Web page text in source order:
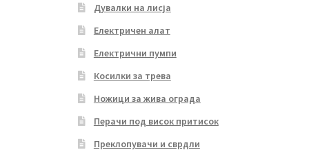
Дувалки на лисја
Електричен алат
Електрични пумпи
Косилки за трева
Ножици за жива ограда
Перачи под висок притисок
Преклопувачи и сврдли